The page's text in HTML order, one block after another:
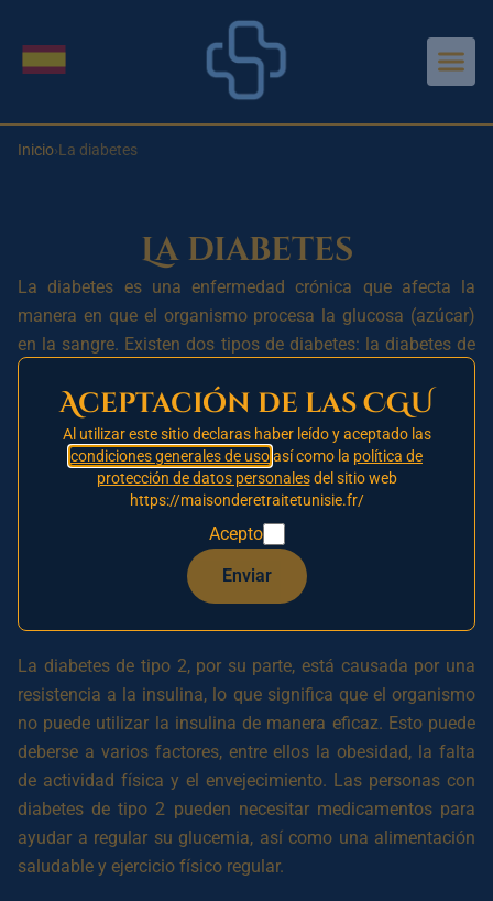
Cambiar idioma
Inicio›La diabetes
La diabetes
La diabetes es una enfermedad crónica que afecta la
manera en que el organismo procesa la glucosa (azúcar)
en la sangre. Existen dos tipos de diabetes: la diabetes de
La diabetes de tipo 1 está causada por una respuesta
autoinmune en la que el sistema inmunitario ataca y
destruye las células beta del páncreas que producen
insulina. La insulina es una hormona necesaria para
transportar la glucosa desde la sangre hacia las células
para que puedan utilizarla como fuente de energía. Las
personas con diabetes de tipo 1 necesitan inyecciones de
insulina para regular su glucemia.
La diabetes de tipo 2, por su parte, está causada por una
resistencia a la insulina, lo que significa que el organismo
no puede utilizar la insulina de manera eficaz. Esto puede
deberse a varios factores, entre ellos la obesidad, la falta
de actividad física y el envejecimiento. Las personas con
diabetes de tipo 2 pueden necesitar medicamentos para
ayudar a regular su glucemia, así como una alimentación
saludable y ejercicio físico regular.
Aceptación de las CGU
Al utilizar este sitio declaras haber leído y aceptado las
condiciones generales de usoasí como la política de
protección de datos personalesdel sitio web
https://maisonderetraitetunisie.fr/
Acepto
Enviar